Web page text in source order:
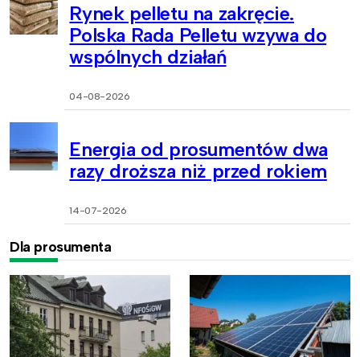
Rynek pelletu na zakręcie.
Polska Rada Pelletu wzywa do
wspólnych działań
04-08-2026
Energia od prosumentów dwa
razy droższa niż przed rokiem
14-07-2026
Dla prosumenta